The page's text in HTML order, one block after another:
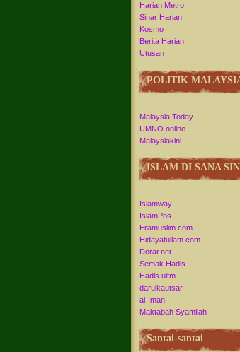
Harian Metro
Sinar Harian
Kosmo
Berita Harian
Utusan
POLITIK
Malaysia Today
UMNO online
Malaysiakini
ISLAM DI SANA
Islamway
IslamPos
Eramuslim.com
Hidayatullam.com
Dorar.net
Semak Hadis
Hadis uitm
darulkautsar
al-Iman
Maktabah Syamilah
Santai-santai